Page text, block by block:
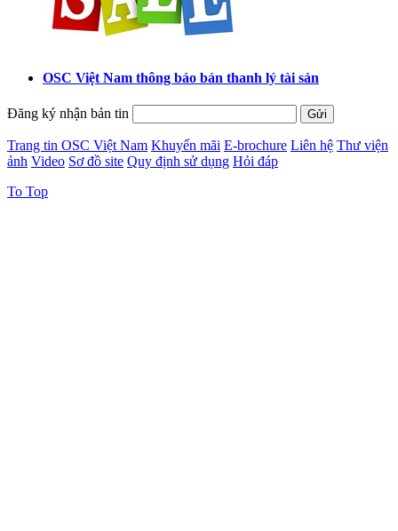
OSC Việt Nam thông báo bán thanh lý tài sản
Đăng ký nhận bản tin
Trang tin OSC Việt Nam Khuyến mãi E-brochure Liên hệ Thư viện
ảnh Video Sơ đồ site Quy định sử dụng Hỏi đáp
To Top